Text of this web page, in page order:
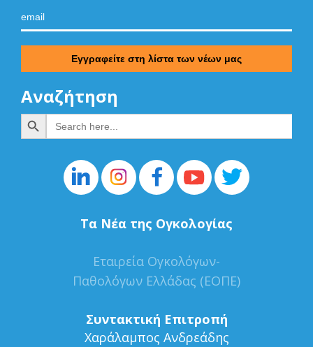
Αναζήτηση
Search
for:
Search Button
Τα Νέα της Ογκολογίας
Εταιρεία Ογκολόγων-
Παθολόγων Ελλάδας (ΕΟΠΕ)
Συντακτική Επιτροπή
Xαράλαμπος Ανδρεάδης